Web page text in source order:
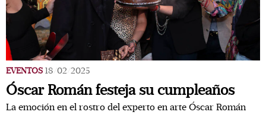
EVENTOS 18/02/2025
Óscar Román festeja su cumpleaños
La emoción en el rostro del experto en arte Óscar Román